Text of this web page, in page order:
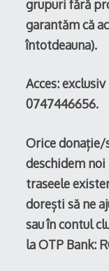
grupuri fără
garantăm că
întotdeauna).
Acces:
0747446656.
Orice donație/
deschidem
traseele
dorești să ne
sau în contul
la OTP Bank: